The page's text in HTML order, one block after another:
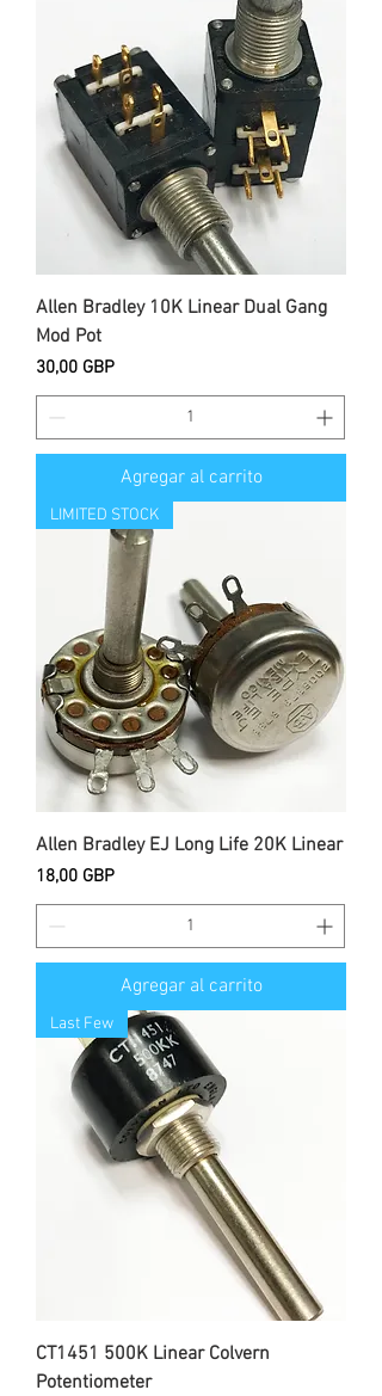
Allen Bradley 10K Linear Dual Gang
Mod Pot
Precio
30,00 GBP
Agregar al carrito
LIMITED STOCK
Allen Bradley EJ Long Life 20K Linear
Precio
18,00 GBP
Agregar al carrito
Last Few
CT1451 500K Linear Colvern
Potentiometer